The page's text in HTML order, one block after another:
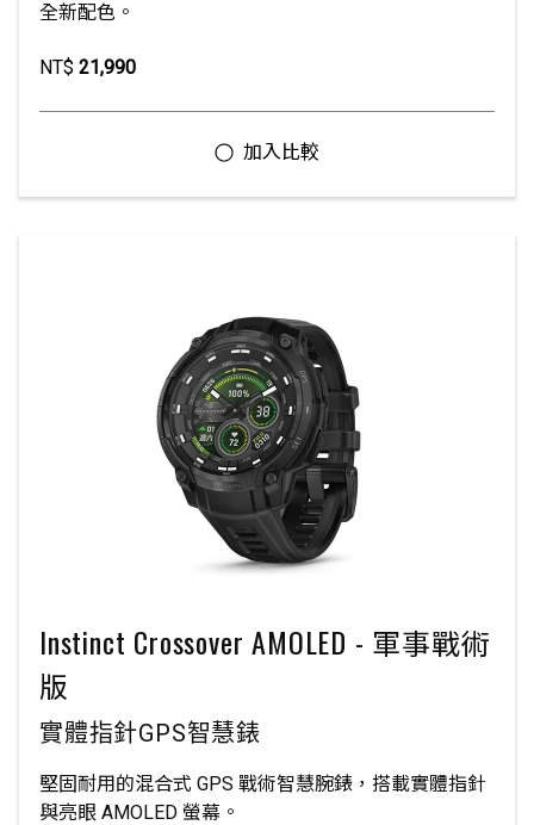
全新配色。
NT$ 21,990
Instinct Crossover AMOLED - 軍事戰術
版
實體指針GPS智慧錶
堅固耐用的混合式 GPS 戰術智慧腕錶，搭載實體指針
與亮眼 AMOLED 螢幕。